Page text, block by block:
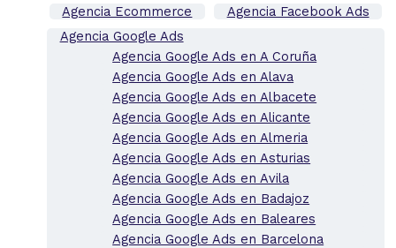
Agencia Ecommerce
Agencia Facebook Ads
Agencia Google Ads
Agencia Google Ads en A Coruña
Agencia Google Ads en Alava
Agencia Google Ads en Albacete
Agencia Google Ads en Alicante
Agencia Google Ads en Almeria
Agencia Google Ads en Asturias
Agencia Google Ads en Avila
Agencia Google Ads en Badajoz
Agencia Google Ads en Baleares
Agencia Google Ads en Barcelona